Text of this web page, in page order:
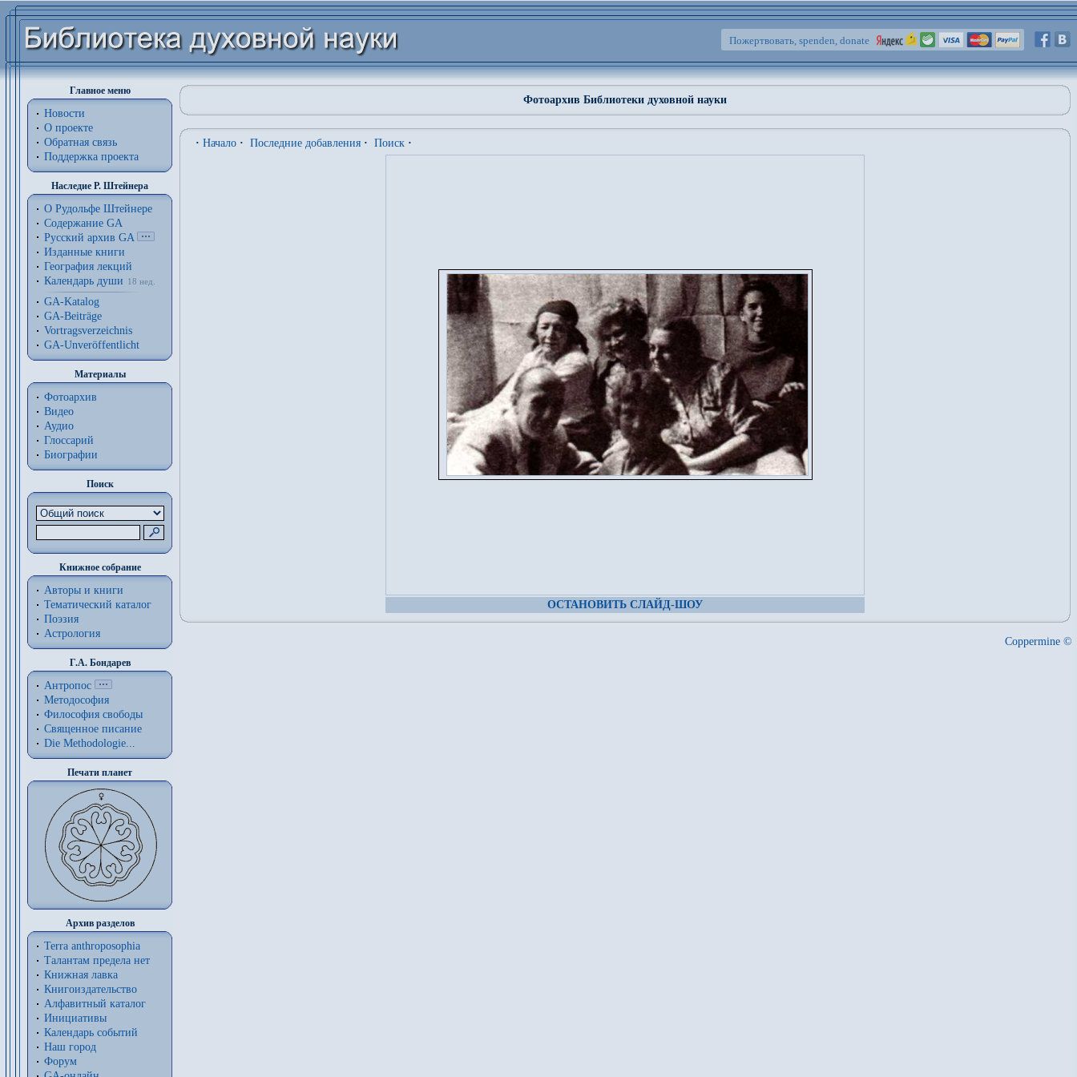
Пожертвовать, spenden, donate
Главное меню
Новости
О проекте
Обратная связь
Поддержка проекта
Наследие Р. Штейнера
О Рудольфе Штейнере
Содержание GA
Русский архив GA
Изданные книги
География лекций
Календарь души
18 нед.
GA-Katalog
GA-Beiträge
Vortragsverzeichnis
GA-Unveröffentlicht
Материалы
Фотоархив
Видео
Аудио
Глоссарий
Биографии
Поиск
Книжное собрание
Авторы и книги
Тематический каталог
Поэзия
Астрология
Г.А. Бондарев
Антропос
Методософия
Философия cвободы
Священное писание
Die Methodologie...
Печати планет
Архив разделов
Terra anthroposophia
Талантам предела нет
Книжная лавка
Книгоиздательство
Алфавитный каталог
Инициативы
Календарь событий
Наш город
Форум
Фотоархив Библиотеки духовной науки
· Начало · Последние добавления · Поиск ·
ОСТАНОВИТЬ СЛАЙД-ШОУ
Coppermine ©